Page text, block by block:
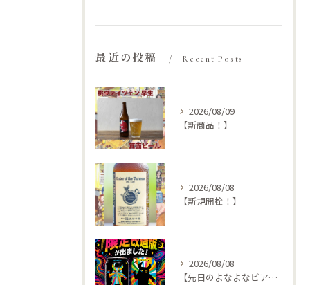
最近の投稿 Recent Posts
2026/08/09
【新商品！】
2026/08/08
【新規開栓！】
2026/08/08
【先日のよなよなビアライズで特別な🍺仕入れてきました